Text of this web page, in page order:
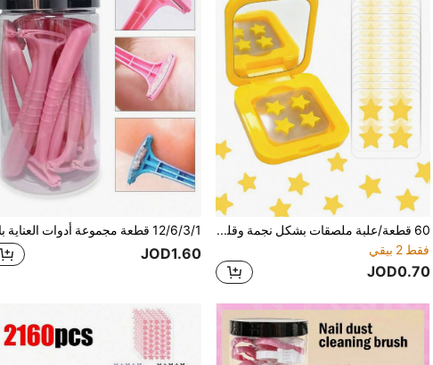
60 قطعة/علبة ملصقات بشكل نجمة وقلب جميلة - تأتي مع مرآة مكياج صغيرة، أنماط كرتونية، بريق لامع، عبوة قيمة بالجملة، مناسبة للرسم على الجسم، رسم الوجه، إكسسوارات الصور، مكياج العطلات، ديكور الحفلات، ديكور الغرفة، السفر، الزينة، مناسبة للبالغين، رائعة لعيد الهالوين، عيد الميلاد، حفلة العزاب، الحفلات، التنكر، حفلة المكتب، حدث المدرسة، حفلة الموضوع (للديكور فقط)
فقط 2 بيقي
JOD0.70
JOD1.60